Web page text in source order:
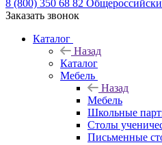
8 (800) 350 68 82
Заказать звонок
Каталог
Назад
Каталог
Мебель
Назад
Мебель
Школьные
Столы
Письменные